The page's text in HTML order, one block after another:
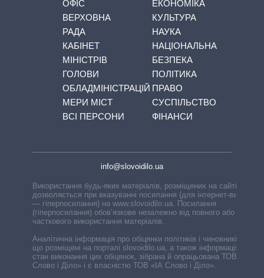
ОФІС
ВЕРХОВНА
РАДА
КАБІНЕТ
МІНІСТРІВ
ГОЛОВИ
ОБЛАДМІНІСТРАЦІЙ
МЕРИ МІСТ
ВСІ ПЕРСОНИ
ЕКОНОМІКА
КУЛЬТУРА
НАУКА
НАЦІОНАЛЬНА
БЕЗПЕКА
ПОЛІТИКА
ПРАВО
СУСПІЛЬСТВО
ФІНАНСИ
info@slovoidilo.ua
Використання будь-яких матеріалів, розміщених на сайті,
дозволяється при вказуванні посилання (для інтернет-видань
— гіперпосилання) на www.slovoidilo.ua. Посилання
(гіперпосилання) обов’язкове незалежно від повного або
часткового використання матеріалів.
Аналітична інформація про обіцянки політиків і чиновників,
що розміщені на порталі slovoidilo.ua, а також інформація про
стан виконання цих обіцянок, зібрана й опрацьована ТОВ «ІА
Слово і Діло» і є власністю ТОВ «ІА Слово і Діло».